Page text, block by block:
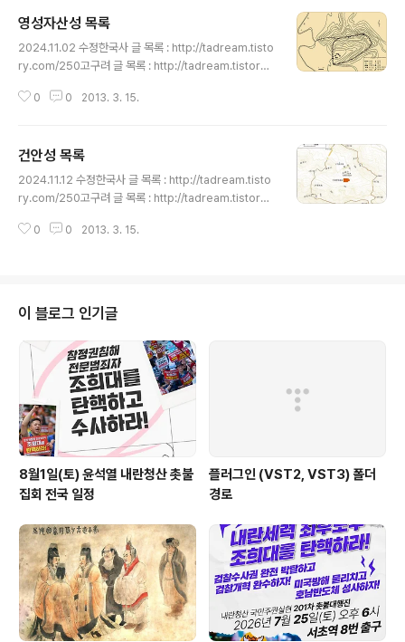
성 [五女山城] [사진] - doopedia http://tadream.ti
story.com/528고구려 개국도성 오녀산성을 찾아
서 - 인민넷 http://tadream.tistory.com/540환인오
adrea..
영성자산성 목록
2024.11.02 수정한국사 글 목록 : http://tadream.tisto
ry.com/250고구려 글 목록 : http://tadream.tistory.
m/504 영성자산성 목록안시성, 영성자성, 安市城, 英城
검색하시려면 英城子村이 아니라 营城子村으로 하셔야
합니다. * 营 / 營 : 경영할 영, 군영할 때 영 철옹성 위세는
온데간데 없고 흔적만 덩그러니 - 중부,남도 http://tadre
용 당나라군 기습공격 - 중부,남도..
0 0 2013. 3. 15.
건안성 목록
2024.11.12 수정한국사 글 목록 : http://tadream.tisto
ry.com/250고구려 글 목록 : http://tadream.tistory.
m/504건안성 목록고려성산성, 고려성자산성, 청석령산
40°26'57"N122°26'9"E * 위성사진에서는 좌표를 조
금 남서쪽으로 잡아야 할 듯[탐방] 중국 가이저우(개주)시
고려산성(건안성)과 조선족 마을 - 오마이뉴스 http://tad
ream.tistory.com/620 1천500년전 당나라군 침입막
던 요새 청석관 ..
0 0 2013. 3. 15.
이 블로그 인기글
8월1일(토) 윤석열 내란청산 촛불
집회 전국 일정
플러그인 (VST2, VST3) 폴더
경로